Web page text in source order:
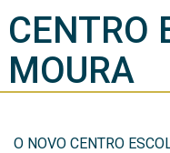
CENTRO
MOURA
O NOVO CENTRO